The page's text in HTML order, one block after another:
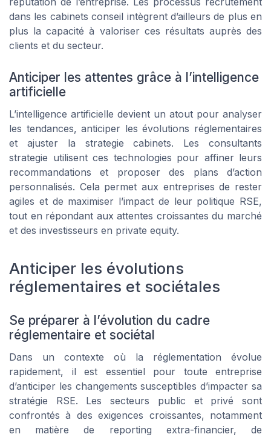
dans les cabinets conseil intègrent d’ailleurs de plus en
plus la capacité à valoriser ces résultats auprès des
clients et du secteur.
Anticiper les attentes grâce à l’intelligence
artificielle
L’intelligence artificielle devient un atout pour analyser
les tendances, anticiper les évolutions réglementaires
et ajuster la strategie cabinets. Les consultants
strategie utilisent ces technologies pour affiner leurs
recommandations et proposer des plans d’action
personnalisés. Cela permet aux entreprises de rester
agiles et de maximiser l’impact de leur politique RSE,
tout en répondant aux attentes croissantes du marché
et des investisseurs en private equity.
Anticiper les évolutions
réglementaires et sociétales
Se préparer à l’évolution du cadre
réglementaire et sociétal
Dans un contexte où la réglementation évolue
rapidement, il est essentiel pour toute entreprise
d’anticiper les changements susceptibles d’impacter sa
stratégie RSE. Les secteurs public et privé sont
confrontés à des exigences croissantes, notamment
en matière de reporting extra-financier, de